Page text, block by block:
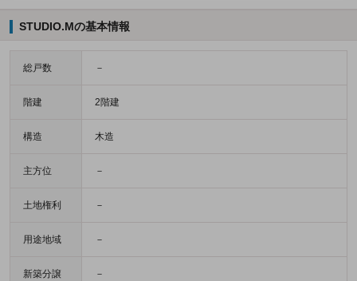
STUDIO.Mの基本情報
総戸数 －
階建 2階建
構造 木造
主方位 －
土地権利 －
用途地域 －
新築分譲
－